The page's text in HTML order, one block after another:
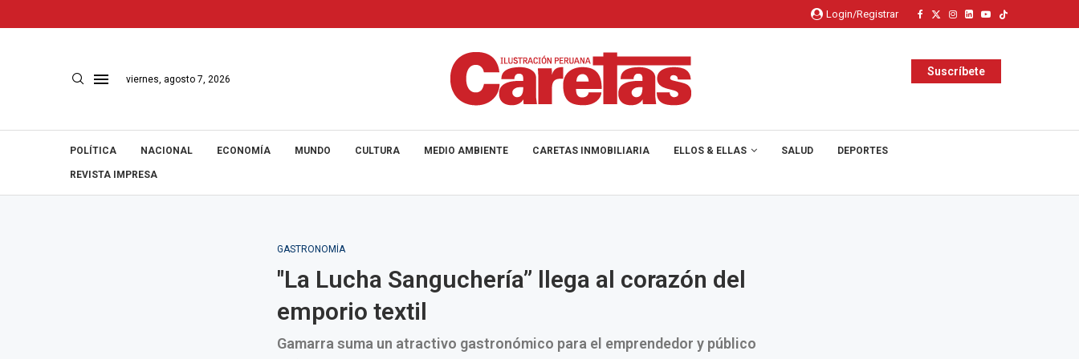
Login/Registrar
viernes, agosto 7, 2026
Suscríbete
POLÍTICA NACIONAL ECONOMÍA MUNDO CULTURA MEDIO AMBIENTE CARETAS INMOBILIARIA ELLOS & ELLAS SALUD DEPORTES
REVISTA IMPRESA
GASTRONOMÍA
"La Lucha Sanguchería’’ llega al corazón del
emporio textil
Gamarra suma un atractivo gastronómico para el emprendedor y público